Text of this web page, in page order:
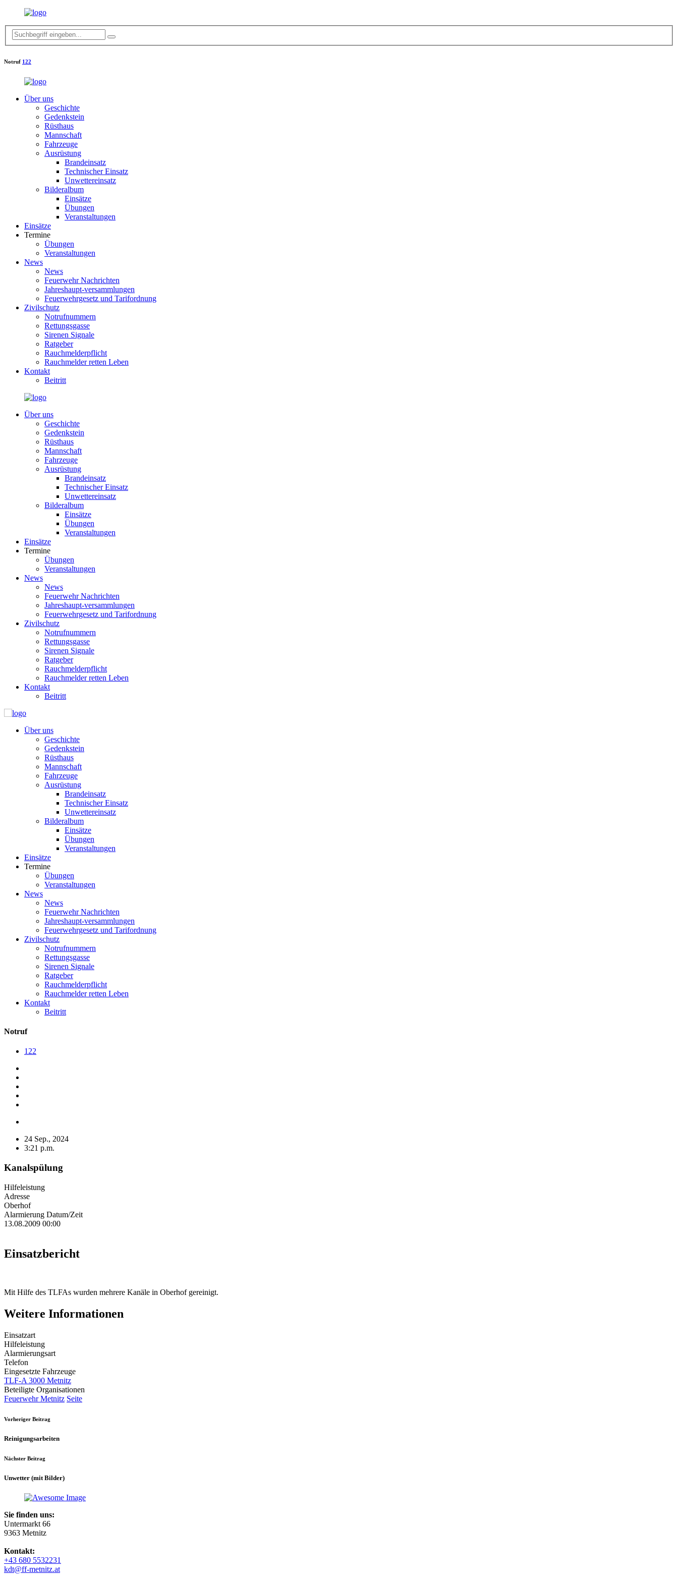
Notruf 122
Über uns
Geschichte
Gedenkstein
Rüsthaus
Mannschaft
Fahrzeuge
Ausrüstung
Brandeinsatz
Technischer Einsatz
Unwettereinsatz
Bilderalbum
Einsätze
Übungen
Veranstaltungen
Einsätze
Termine
Übungen
Veranstaltungen
News
News
Feuerwehr Nachrichten
Jahreshaupt-versammlungen
Feuerwehrgesetz und Tarifordnung
Zivilschutz
Notrufnummern
Rettungsgasse
Sirenen Signale
Ratgeber
Rauchmelderpflicht
Rauchmelder retten Leben
Kontakt
Beitritt
Über uns
Geschichte
Gedenkstein
Rüsthaus
Mannschaft
Fahrzeuge
Ausrüstung
Brandeinsatz
Technischer Einsatz
Unwettereinsatz
Bilderalbum
Einsätze
Übungen
Veranstaltungen
Einsätze
Termine
Übungen
Veranstaltungen
News
News
Feuerwehr Nachrichten
Jahreshaupt-versammlungen
Feuerwehrgesetz und Tarifordnung
Zivilschutz
Notrufnummern
Rettungsgasse
Sirenen Signale
Ratgeber
Rauchmelderpflicht
Rauchmelder retten Leben
Kontakt
Beitritt
Über uns
Geschichte
Gedenkstein
Rüsthaus
Mannschaft
Fahrzeuge
Ausrüstung
Brandeinsatz
Technischer Einsatz
Unwettereinsatz
Bilderalbum
Einsätze
Übungen
Veranstaltungen
Einsätze
Termine
Übungen
Veranstaltungen
News
News
Feuerwehr Nachrichten
Jahreshaupt-versammlungen
Feuerwehrgesetz und Tarifordnung
Zivilschutz
Notrufnummern
Rettungsgasse
Sirenen Signale
Ratgeber
Rauchmelderpflicht
Rauchmelder retten Leben
Kontakt
Beitritt
Notruf
122
24 Sep., 2024
3:21 p.m.
Kanalspülung
Hilfeleistung
Adresse
Oberhof
Alarmierung Datum/Zeit
13.08.2009 00:00
Einsatzbericht
Mit Hilfe des TLFAs wurden mehrere Kanäle in Oberhof gereinigt.
Weitere Informationen
Einsatzart
Hilfeleistung
Alarmierungsart
Telefon
Eingesetzte Fahrzeuge
TLF-A 3000 Metnitz
Beteiligte Organisationen
Feuerwehr Metnitz Seite
Vorheriger Beitrag
Reinigungsarbeiten
Nächster Beitrag
Unwetter (mit Bilder)
Sie finden uns:
Untermarkt 66
9363 Metnitz
Kontakt:
+43 680 5532231
kdt@ff-metnitz.at